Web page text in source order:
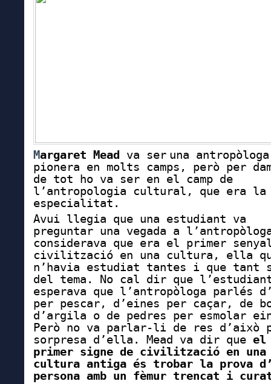
Margaret Mead va ser una antropòloga
pionera en molts camps, però per
de tot ho va ser en el camp de
l’antropologia cultural, que era la
especialitat.
Avui llegia que una estudiant va
preguntar una vegada a
considerava
que era el primer
civilització en una cultura, ella
n’havia estudiat tantes i que tant
del tema. No cal dir que
esperava que l’antropòloga parlés
per pescar, d’eines per caçar, de
d’argila o de pedres per esmolar
Però no va parlar-li de res d’això
sorpresa d’ella. Mead va dir que el
primer signe de civilització en una
cultura antiga és trobar la prova
persona amb un fèmur trencat i